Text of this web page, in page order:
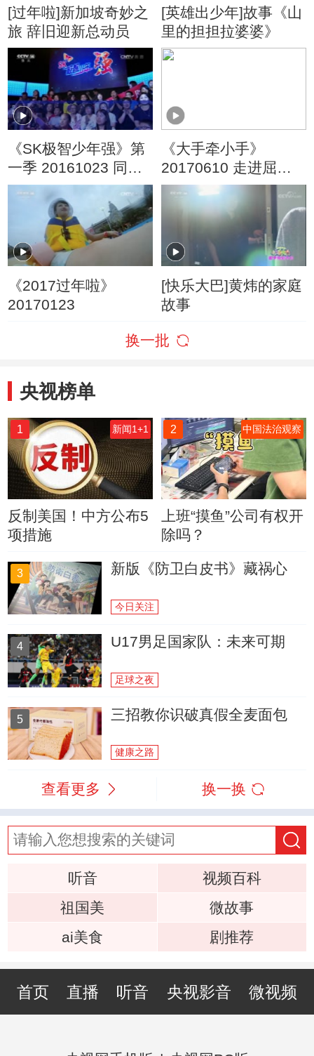
[过年啦]新加坡奇妙之
旅 辞旧迎新总动员
[英雄出少年]故事《山
里的担担拉婆婆》
《SK极智少年强》第
一季 20161023 同城
争强赛
《大手牵小手》
20170610 走进屈原
故里（一）
《2017过年啦》
20170123
[快乐大巴]黄炜的家庭
故事
换一批
央视榜单
1 新闻1+1
反制美国！中方公布5
项措施
2 中国法治观察
上班“摸鱼”公司有权开
除吗？
3 新版《防卫白皮书》藏祸心
今日关注
4 U17男足国家队：未来可期
足球之夜
5 三招教你识破真假全麦面包
健康之路
查看更多 换一换
听音
视频百科
祖国美
微故事
ai美食
剧推荐
首页 直播 听音 央视影音 微视频